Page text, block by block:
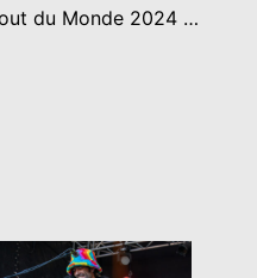
du Monde 2024 …